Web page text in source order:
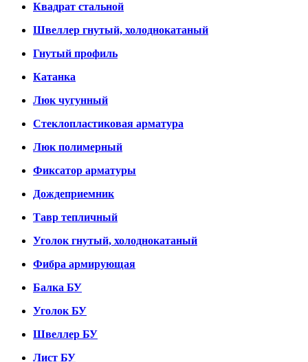
Квадрат стальной
Швеллер гнутый, холоднокатаный
Гнутый профиль
Катанка
Люк чугунный
Стеклопластиковая арматура
Люк полимерный
Фиксатор арматуры
Дождеприемник
Тавр тепличный
Уголок гнутый, холоднокатаный
Фибра армирующая
Балка БУ
Уголок БУ
Швеллер БУ
Лист БУ